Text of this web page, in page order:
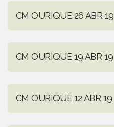
CM OURIQUE 26 ABR 19
CM OURIQUE 19 ABR 19
CM OURIQUE 12 ABR 19